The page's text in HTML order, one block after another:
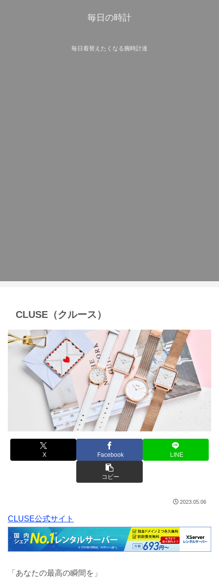
毎日の時計
毎日着替えたくなる腕時計達
CLUSE（クルース）
X Facebook LINE
コピー
2023.05.06
CLUSE公式サイト
「あなたの最高の瞬間を」